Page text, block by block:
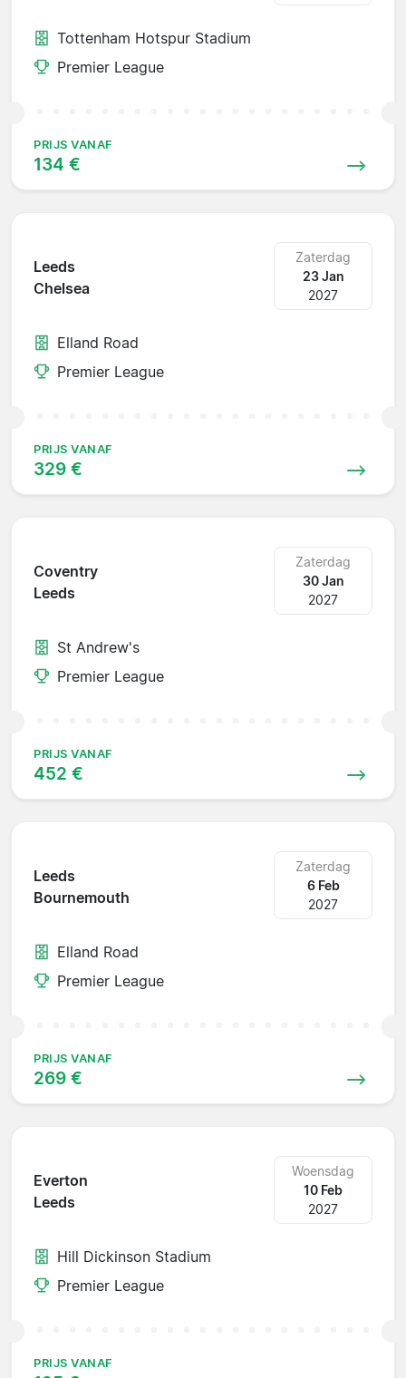
Tottenham Hotspur Stadium
Premier League
PRIJS VANAF
134 €
Leeds
Chelsea
Zaterdag
23 Jan
2027
Elland Road
Premier League
PRIJS VANAF
329 €
Coventry
Leeds
Zaterdag
30 Jan
2027
St Andrew's
Premier League
PRIJS VANAF
452 €
Leeds
Bournemouth
Zaterdag
6 Feb
2027
Elland Road
Premier League
PRIJS VANAF
269 €
Everton
Leeds
Woensdag
10 Feb
2027
Hill Dickinson Stadium
Premier League
PRIJS VANAF